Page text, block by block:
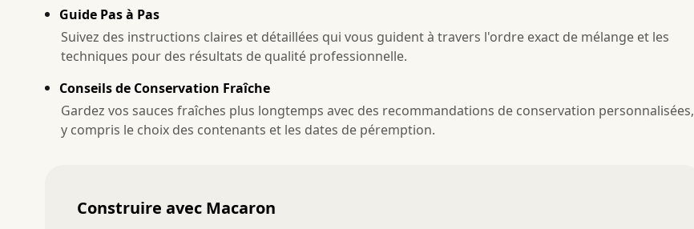
Guide Pas à Pas
Suivez des instructions claires et détaillées qui vous guident à travers l'ordre exact de mélange et les
techniques pour des résultats de qualité professionnelle.
Conseils de Conservation Fraîche
Gardez vos sauces fraîches plus longtemps avec des recommandations de conservation personnalisées,
y compris le choix des contenants et les dates de péremption.
Construire avec Macaron